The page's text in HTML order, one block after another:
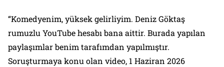
“Komedyenim, yüksek gelirliyim. Deniz Göktaş
rumuzlu YouTube hesabı bana aittir. Burada yapılan
paylaşımlar benim tarafımdan yapılmıştır.
Soruşturmaya konu olan video, 1 Haziran 2026